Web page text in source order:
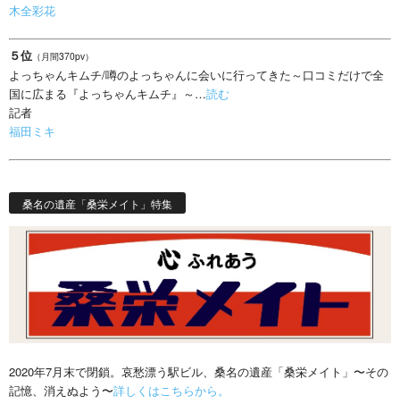
木全彩花
５位 （月間370pv）
よっちゃんキムチ/噂のよっちゃんに会いに行ってきた～口コミだけで全
国に広まる『よっちゃんキムチ』～…読む
記者
福田ミキ
桑名の遺産「桑栄メイト」特集
2020年7月末で閉鎖。哀愁漂う駅ビル、桑名の遺産「桑栄メイト」〜その
記憶、消えぬよう〜詳しくはこちらから。